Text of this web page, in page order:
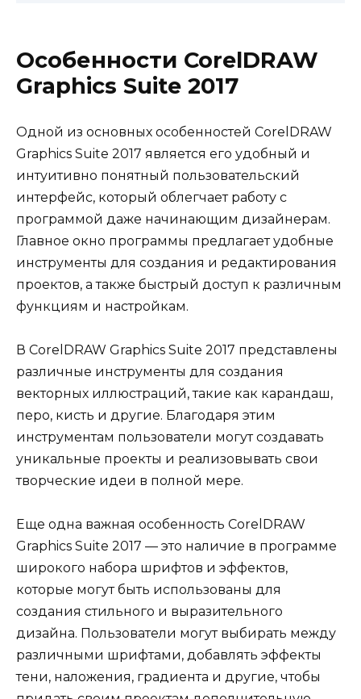
Особенности CorelDRAW
Graphics Suite 2017
Одной из основных особенностей CorelDRAW
Graphics Suite 2017 является его удобный и
интуитивно понятный пользовательский
интерфейс, который облегчает работу с
программой даже начинающим дизайнерам.
Главное окно программы предлагает удобные
инструменты для создания и редактирования
проектов, а также быстрый доступ к различным
функциям и настройкам.
В CorelDRAW Graphics Suite 2017 представлены
различные инструменты для создания
векторных иллюстраций, такие как карандаш,
перо, кисть и другие. Благодаря этим
инструментам пользователи могут создавать
уникальные проекты и реализовывать свои
творческие идеи в полной мере.
Еще одна важная особенность CorelDRAW
Graphics Suite 2017 — это наличие в программе
широкого набора шрифтов и эффектов,
которые могут быть использованы для
создания стильного и выразительного
дизайна. Пользователи могут выбирать между
различными шрифтами, добавлять эффекты
тени, наложения, градиента и другие, чтобы